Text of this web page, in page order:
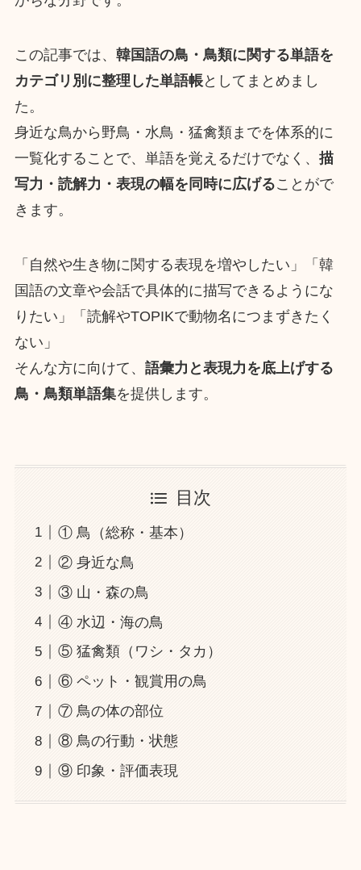
この記事では、 韓国語の鳥・鳥類に関する単語を
カテゴリ別に整理した単語帳としてまとめまし
た。
身近な鳥から野鳥・水鳥・猛禽類までを体系的に
一覧化することで、単語を覚えるだけでなく、 描
写力・読解力・表現の幅を同時に広げることがで
きます。
「自然や生き物に関する表現を増やしたい」「韓
国語の文章や会話で具体的に描写できるようにな
りたい」「読解やTOPIKで動物名につまずきたく
ない」
そんな方に向けて、 語彙力と表現力を底上げする
鳥・鳥類単語集を提供します。
目次
① 鳥（総称・基本）
② 身近な鳥
③ 山・森の鳥
④ 水辺・海の鳥
⑤ 猛禽類（ワシ・タカ）
⑥ ペット・観賞用の鳥
⑦ 鳥の体の部位
⑧ 鳥の行動・状態
⑨ 印象・評価表現